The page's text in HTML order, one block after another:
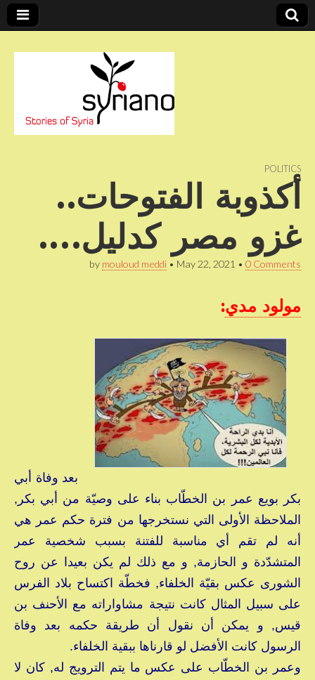
syriano POLITICS
أكذوبة الفتوحات..
غزو مصر كدليل….
by mouloud meddi • May 22, 2021 • 0 Comments
مولود مدي:
بعد وفاة أبي
بكر بويع عمر بن الخطّاب بناء على وصيّة من أبي بكر,
الملاحظة الأولى التي نستخرجها من فترة حكم عمر هي
أنه لم تقم أي مناسبة للفتنة بسبب شخصية عمر
المتشدّدة و الحازمة, و مع ذلك لم يكن بعيدا عن روح
الشورى عكس بقيّة الخلفاء, فخطّة اكتساح بلاد الفرس
على سبيل المثال كانت نتيجة مشاواراته مع الأحنف بن
قيس, و يمكن أن نقول أن طريقة حكمه بعد وفاة
الرسول كانت الأفضل لو قارناها ببقية الخلفاء.
وعمر بن الخطّاب على عكس ما يتم الترويج له, كان لا